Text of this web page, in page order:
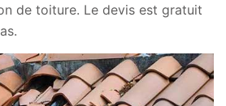
de toiture. Le devis est gratuit